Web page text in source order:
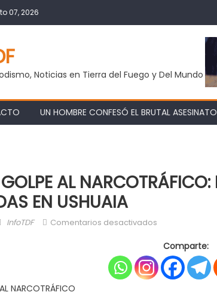
07, 2026
Noticias en Tierra del Fuego y Del Mundo
UN HOMBRE CONFESÓ EL BRUTAL
AL
EN USHUAIA
Author
InfoTDF Comentarios desactivados
GOLPE
AL
Comparte:
NARCOTRÁFICO